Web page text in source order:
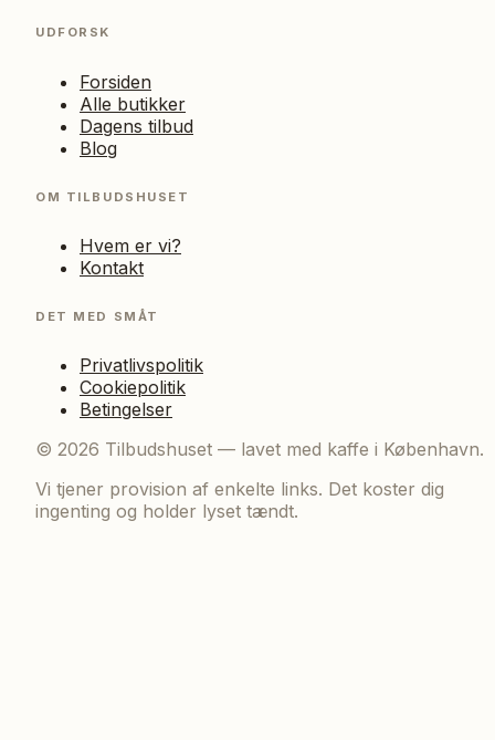
UDFORSK
Forsiden
Alle butikker
Dagens tilbud
Blog
OM TILBUDSHUSET
Hvem er vi?
Kontakt
DET MED SMÅT
Privatlivspolitik
Cookiepolitik
Betingelser
© 2026 Tilbudshuset — lavet med kaffe i København.
Vi tjener provision af enkelte links. Det koster dig
ingenting og holder lyset tændt.